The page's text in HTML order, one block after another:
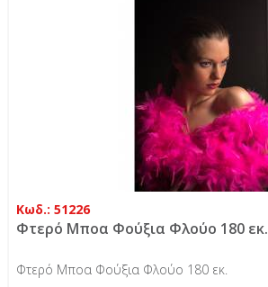
Κωδ.: 51226
Φτερό Μποα Φούξια Φλούο 180 εκ.
Φτερό Μποα Φούξια Φλούο 180 εκ.